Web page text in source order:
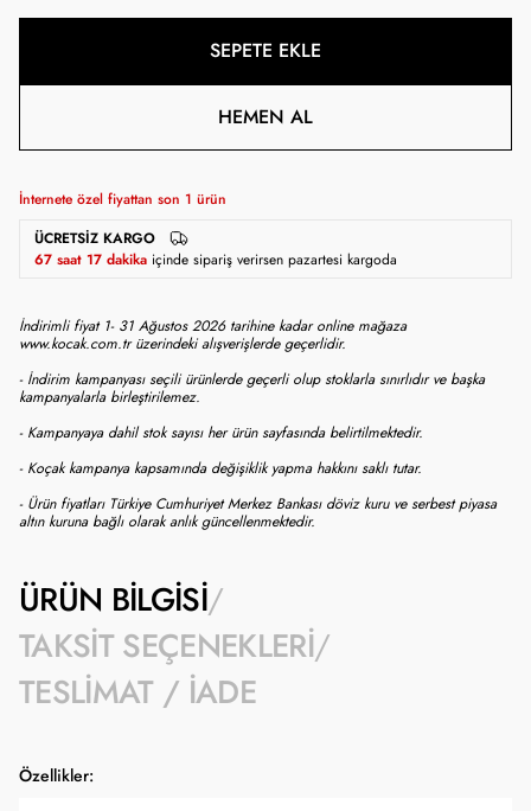
SEPETE EKLE
HEMEN AL
İnternete özel fiyattan son 1 ürün
ÜCRETSIZ KARGO
67 saat 17 dakika içinde sipariş verirsen pazartesi kargoda
İndirimli fiyat 1- 31 Ağustos 2026 tarihine kadar online mağaza
www.kocak.com.tr üzerindeki alışverişlerde geçerlidir.
- İndirim kampanyası seçili ürünlerde geçerli olup stoklarla sınırlıdır ve başka
kampanyalarla birleştirilemez.
- Kampanyaya dahil stok sayısı her ürün sayfasında belirtilmektedir.
- Koçak kampanya kapsamında değişiklik yapma hakkını saklı tutar.
- Ürün fiyatları Türkiye Cumhuriyet Merkez Bankası döviz kuru ve serbest piyasa
altın kuruna bağlı olarak anlık güncellenmektedir.
ÜRÜN BILGISI
TAKSIT SEÇENEKLERI
TESLIMAT / İADE
Özellikler: